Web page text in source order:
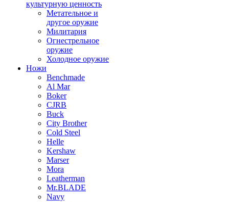
культурную ценность
Метательное и
другое оружие
Милитария
Огнестрельное
оружие
Холодное оружие
Ножи
Benchmade
Al Mar
Boker
CJRB
Buck
City Brother
Cold Steel
Helle
Kershaw
Marser
Mora
Leatherman
Mr.BLADE
Navy